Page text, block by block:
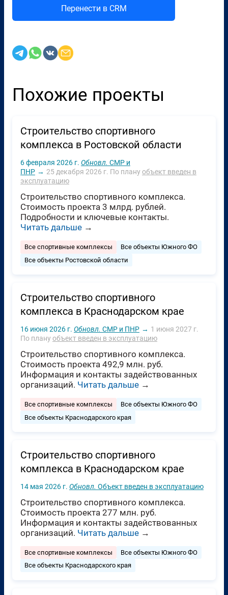
Перенести в CRM
Похожие проекты
Строительство спортивного
комплекса в Ростовской области
6 февраля 2026 г. Обновл. СМР и
ПНР → 25 декабря 2026 г. По плануобъект введен в
эксплуатацию
Строительство спортивного комплекса.
Стоимость проекта 3 млрд. рублей.
Подробности и ключевые контакты.
Читать дальше →
Все спортивные комплексы
Все объекты Южного ФО
Все объекты Ростовской области
Строительство спортивного
комплекса в Краснодарском крае
16 июня 2026 г. Обновл. СМР и ПНР → 1 июня 2027 г.
По плануобъект введен в эксплуатацию
Строительство спортивного комплекса.
Стоимость проекта 492,9 млн. руб.
Информация и контакты задействованных
организаций. Читать дальше →
Все спортивные комплексы
Все объекты Южного ФО
Все объекты Краснодарского края
Строительство спортивного
комплекса в Краснодарском крае
14 мая 2026 г. Обновл. Объект введен в эксплуатацию
Строительство спортивного комплекса.
Стоимость проекта 277 млн. руб.
Информация и контакты задействованных
организаций. Читать дальше →
Все спортивные комплексы
Все объекты Южного ФО
Все объекты Краснодарского края